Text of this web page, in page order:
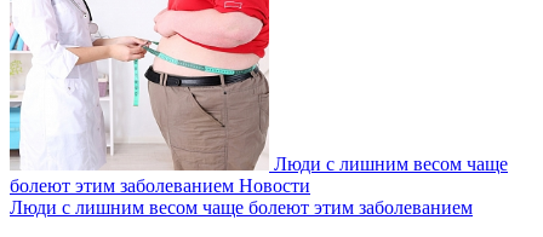
Люди с лишним весом чаще
болеют этим заболеванием Новости
Люди с лишним весом чаще болеют этим заболеванием